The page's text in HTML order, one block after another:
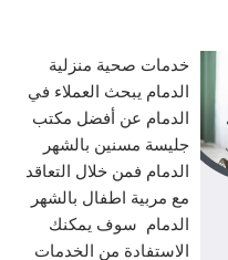
خدمات صحية منزلية
الدمام يبحث العملاء في
الدمام عن أفضل مكتب
جليسة مسنين بالشهر
الدمام فمن خلال التعاقد
مع مربية اطفال بالشهر
الدمام سوف يمكنك
الاستفادة من الخدمات